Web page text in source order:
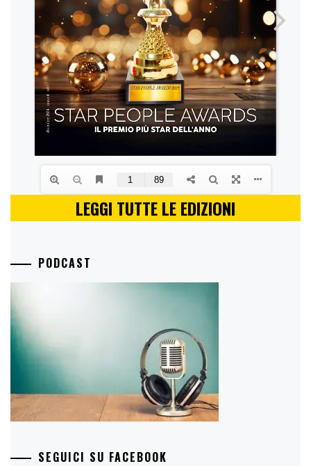
LEGGI TUTTE LE EDIZIONI
PODCAST
SEGUICI SU FACEBOOK